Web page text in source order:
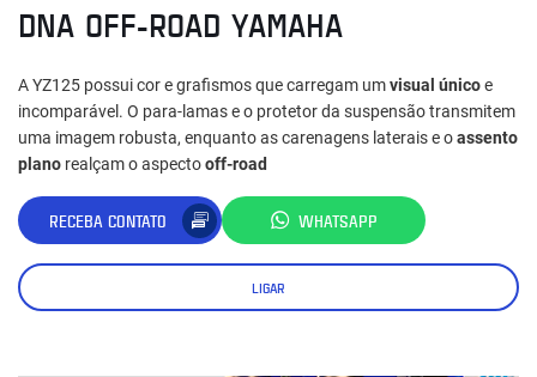
DNA OFF-ROAD YAMAHA
A YZ125 possui cor e grafismos que carregam umvisual únicoe
incomparável. O para-lamas e o protetor da suspensão transmitem
uma imagem robusta, enquanto as carenagens laterais e oassento
plano realçam o aspectooff-road
RECEBA CONTATO WHATSAPP
LIGAR